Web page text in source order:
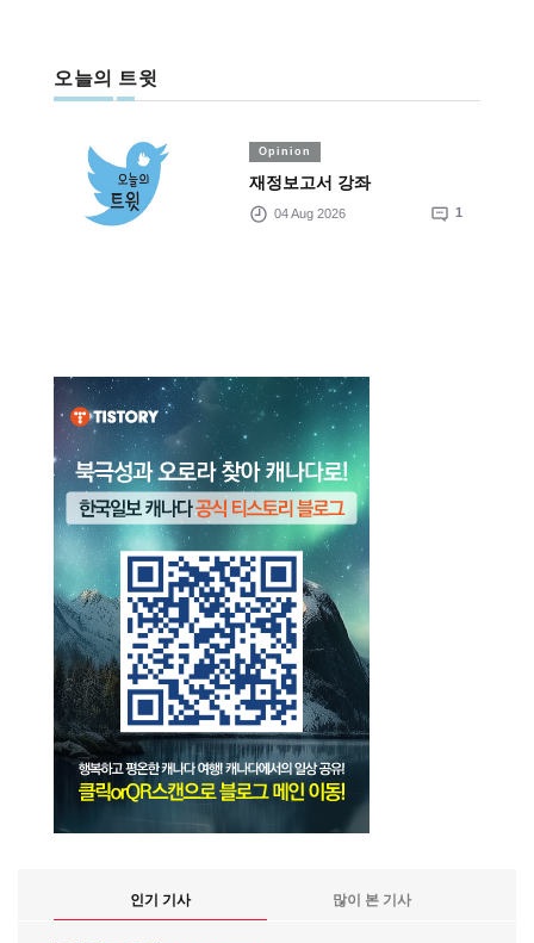
오늘의 트윗
Opinion
재정보고서 강좌
04 Aug 2026 1
인기 기사 많이 본 기사